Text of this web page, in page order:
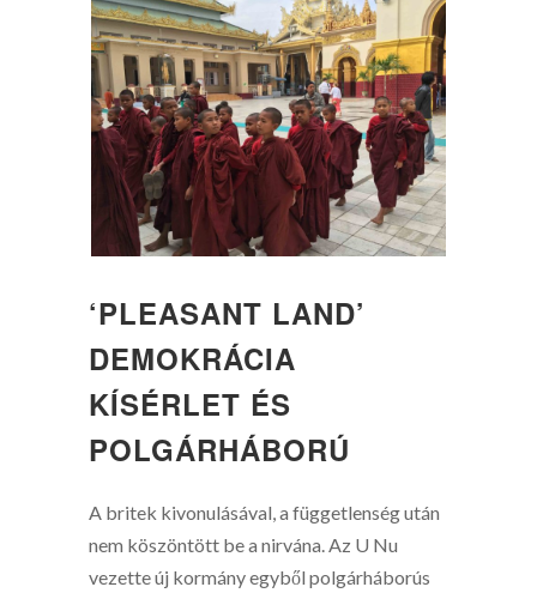
‘PLEASANT LAND’
DEMOKRÁCIA
KÍSÉRLET ÉS
POLGÁRHÁBORÚ
A britek kivonulásával, a függetlenség után
nem köszöntött be a nirvána. Az U Nu
vezette új kormány egyből polgárháborús